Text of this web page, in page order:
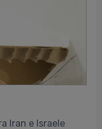
Iran e Israele